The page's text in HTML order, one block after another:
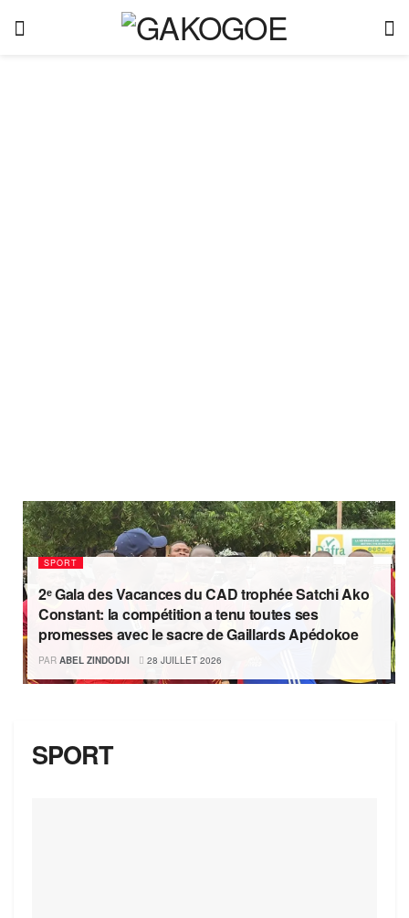
SPORT
2ᵉ Gala des Vacances du CAD trophée Satchi Ako
Constant: la compétition a tenu toutes ses
promesses avec le sacre de Gaillards Apédokoe
PAR ABEL ZINDODJI 28 JUILLET 2026
SPORT